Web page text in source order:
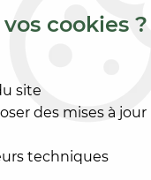
cookies ?
site
des mises à jour
techniques